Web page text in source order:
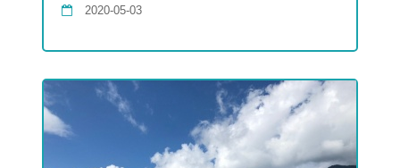
2020-05-03